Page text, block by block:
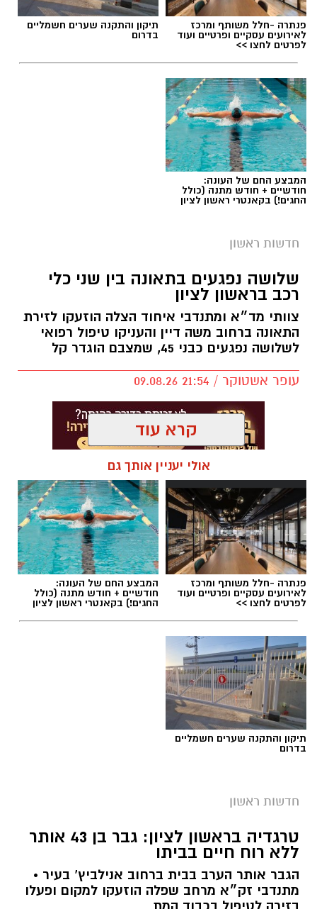
פנתרה -חלל משותף ומרכז
לאירועים עסקיים ופרטיים ועוד
לפרטים לחצו >>
תיקון והתקנה שערים חשמליים
בדרום
המבצע החם של העונה:
חודשיים + חודש מתנה (כולל
החגים!) בקאנטרי ראשון לציון
חדשות ראשון
שלושה נפגעים בתאונה בין שני כלי
רכב בראשון לציון
צוותי מד״א ומתנדבי איחוד הצלה הוזעקו לזירת
התאונה ברחוב משה דיין והעניקו טיפול רפואי
לשלושה נפגעים כבני 45, שמצבם הוגדר קל
עופר אשטוקר / 21:54 09.08.26
תגים:תאונת דרכים בראשון לציון
צילום: דוברות איחוד הצלה
צוותים של מגן דוד אדום ומתנדבי איחוד הצלה
הוזעקו לזירת התאונה ברחוב משה דיין בראשון
לציון.
קרא עוד
אולי יעניין אותך גם
פנתרה -חלל משותף ומרכז
לאירועים עסקיים ופרטיים ועוד
לפרטים לחצו >>
המבצע החם של העונה:
חודשיים + חודש מתנה (כולל
החגים!) בקאנטרי ראשון לציון
תיקון והתקנה שערים חשמליים
בדרום
חדשות ראשון
טרגדיה בראשון לציון: גבר בן 43 אותר
ללא רוח חיים בביתו
הגבר אותר הערב בבית ברחוב אנילביץ’ בעיר •
מתנדבי זק״א מרחב שפלה הוזעקו למקום ופעלו